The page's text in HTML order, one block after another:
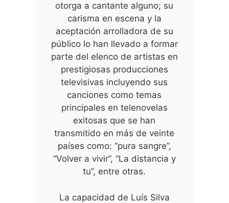
otorga a cantante alguno; su
carisma en escena y la
aceptación arrolladora de su
público lo han llevado a formar
parte del elenco de artistas en
prestigiosas producciones
televisivas incluyendo sus
canciones como temas
principales en telenovelas
exitosas que se han
transmitido en más de veinte
países como: “pura sangre”,
“Volver a vivir”, “La distancia y
tu”, entre otras.
La capacidad de Luís Silva